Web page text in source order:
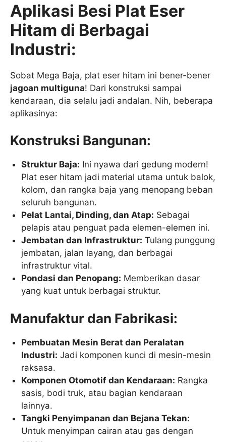
Aplikasi Besi Plat Eser
Hitam di Berbagai
Industri:
Sobat Mega Baja, plat eser hitam ini bener-bener
jagoan multiguna! Dari konstruksi sampai
kendaraan, dia selalu jadi andalan. Nih, beberapa
aplikasinya:
Konstruksi Bangunan:
Struktur Baja: Ini nyawa dari gedung modern!
Plat eser hitam jadi material utama untuk balok,
kolom, dan rangka baja yang menopang beban
seluruh bangunan.
Pelat Lantai, Dinding, dan Atap: Sebagai
pelapis atau penguat pada elemen-elemen ini.
Jembatan dan Infrastruktur: Tulang punggung
jembatan, jalan layang, dan berbagai
infrastruktur vital.
Pondasi dan Penopang: Memberikan dasar
yang kuat untuk berbagai struktur.
Manufaktur dan Fabrikasi:
Pembuatan Mesin Berat dan Peralatan
Industri: Jadi komponen kunci di mesin-mesin
raksasa.
Komponen Otomotif dan Kendaraan: Rangka
sasis, bodi truk, atau bagian kendaraan
lainnya.
Tangki Penyimpanan dan Bejana Tekan:
Untuk menyimpan cairan atau gas dengan